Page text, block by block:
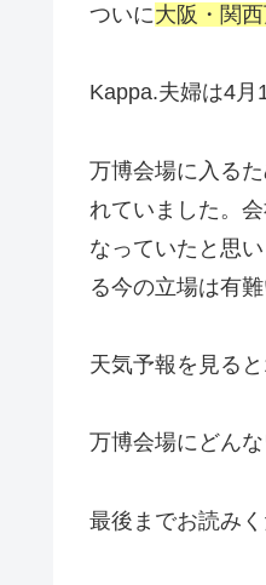
ついに大阪・関
Kappa.夫婦は4月
万博会場に入る
れていました。
なっていたと思
る今の立場は有難
天気予報を見る
万博会場にどん
最後までお読み